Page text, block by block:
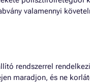
valamennyi
rendszerrel
maradjon, és ne